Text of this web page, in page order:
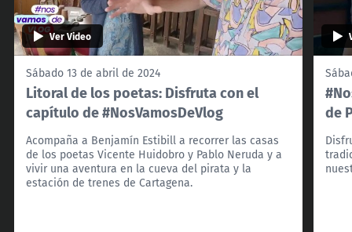
Ver Video
Sábado 13 de abril de 2024
Litoral de los poetas: Disfruta con el
capítulo de #NosVamosDeVlog
Acompaña a Benjamín Estibill a recorrer las casas
de los poetas Vicente Huidobro y Pablo Neruda y a
vivir una aventura en la cueva del pirata y la
estación de trenes de Cartagena.
de